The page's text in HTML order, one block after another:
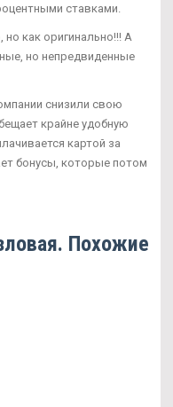
ставками.
как оригинально!!! А
но непредвиденные
снизили свою
крайне удобную
картой за
бонусы, которые потом
Похожие